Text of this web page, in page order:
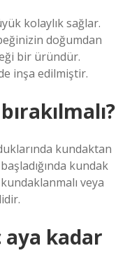
kolaylık sağlar.
doğumdan
bir üründür.
inşa edilmiştir.
kundaktan
kundak
veya
aya kadar